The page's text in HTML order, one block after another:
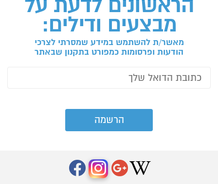
מבצעים ודילים:
מאשר/ת להשתמש במידע שמסרתי לצרכי
הודעות ופרסומות כמפורט בתקנון שבאתר